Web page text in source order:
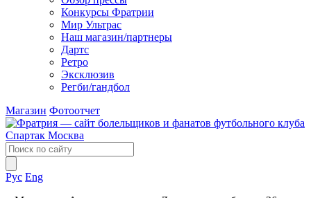
Конкурсы Фратрии
Мир Ультрас
Наш магазин/партнеры
Дартс
Ретро
Эксклюзив
Регби/гандбол
Магазин Фотоотчет
Рус Eng